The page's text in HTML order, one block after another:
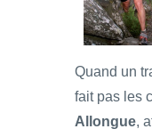
Quand un
fait pas les
Allongue,